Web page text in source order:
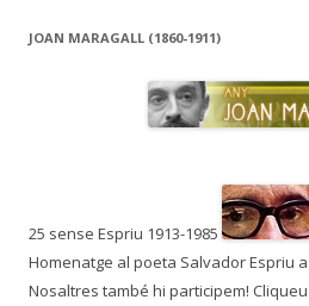
JOAN MARAGALL (1860-1911)
25 sense Espriu 1913-1985
Homenatge al poeta Salvador Espriu
Nosaltres també hi participem!